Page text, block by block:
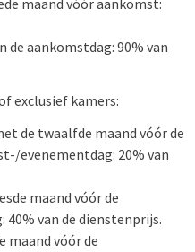
maand vóór aankomst:
de aankomstdag: 90% van
exclusief kamers:
de twaalfde maand vóór de
evenementdag: 20% van
maand vóór de
van de dienstenprijs.
maand vóór de